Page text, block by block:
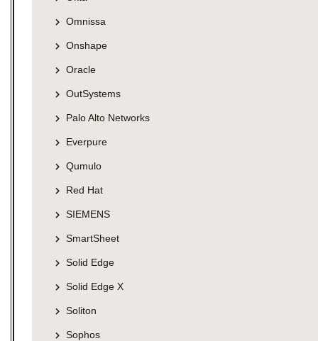
Omnissa
Onshape
Oracle
OutSystems
Palo Alto Networks
Everpure
Qumulo
Red Hat
SIEMENS
SmartSheet
Solid Edge
Solid Edge X
Soliton
Sophos